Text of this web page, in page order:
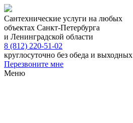
Сантехнические услуги на любых
объектах Санкт-Петербурга
и Ленинградской области
8 (812) 220-51-02
круглосуточно без обеда и выходных
Перезвоните мне
Меню